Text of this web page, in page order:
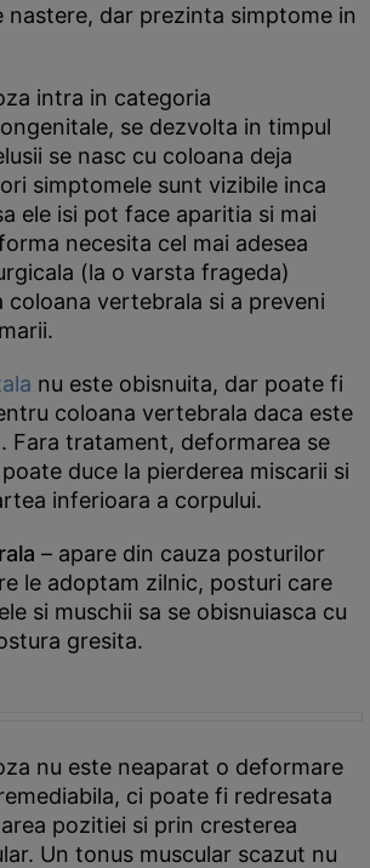
nastere, dar prezinta simptome in
intra in categoria
se dezvolta in timpul
se nasc cu coloana deja
simptomele sunt vizibile inca
ele isi pot face aparitia si mai
necesita cel mai adesea
(la o varsta frageda)
coloana vertebrala si a preveni
nu este obisnuita, dar poate fi
coloana vertebrala daca este
Fara tratament, deformarea se
duce la pierderea miscarii si
inferioara a corpului.
– apare din cauza posturilor
le adoptam zilnic, posturi care
si muschii sa se obisnuiasca cu
gresita.
nu este neaparat o deformare
ci poate fi redresata
pozitiei si prin cresterea
Un tonus muscular scazut nu